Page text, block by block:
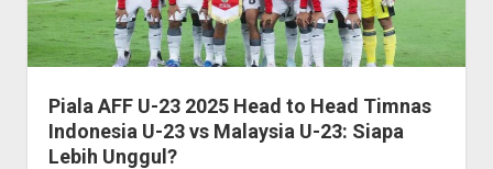
Juli
2025
Piala AFF U-23 2025 Head to Head Timnas
Indonesia U-23 vs Malaysia U-23: Siapa
Lebih Unggul?